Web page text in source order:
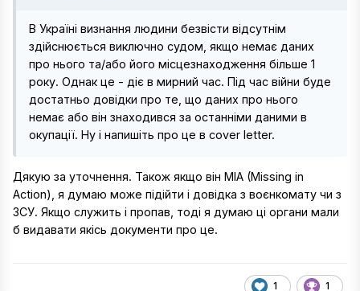
В Україні визнання людини безвісти відсутнім
здійснюється виключно судом, якщо немає даних
про нього та/або його місцезнаходження більше 1
року. Однак це - діє в мирний час. Під час війни буде
достатньо довідки про те, що даних про нього
немає або він знаходився за останніми даними в
окупації. Ну і напишіть про це в cover letter.
Дякую за уточнення. Також якщо він MIA (Missing in
Action), я думаю може підійти і довідка з воєнкомату чи з
ЗСУ. Якщо служить і пропав, тоді я думаю ці органи мали
б видавати якісь документи про це.
1 1